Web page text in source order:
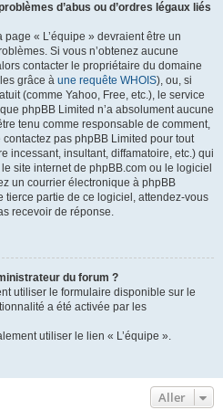
d’abus ou d’ordres légaux liés
« L’équipe » devraient être un
Si vous n’obtenez aucune
contacter le propriétaire du domaine
grâce à une requête WHOIS), ou, si
(comme Yahoo, Free, etc.), le service
phpBB Limited n’a absolument aucune
tenu comme responsable de comment,
pas phpBB Limited pour tout
incessant, insultant, diffamatoire, etc.) qui
site internet de phpBB.com ou le logiciel
un courrier électronique à phpBB
tierce partie de ce logiciel, attendez-vous
recevoir de réponse.
du forum ?
utiliser le formulaire disponible sur le
a été activée par les
utiliser le lien « L’équipe ».
Aller